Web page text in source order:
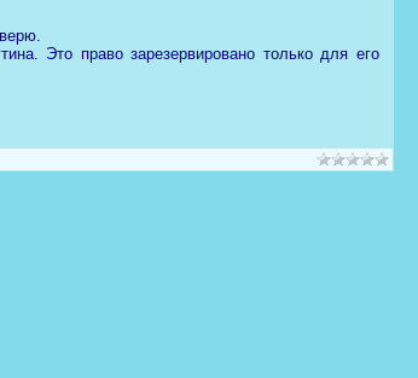
Это право зарезервировано только для его